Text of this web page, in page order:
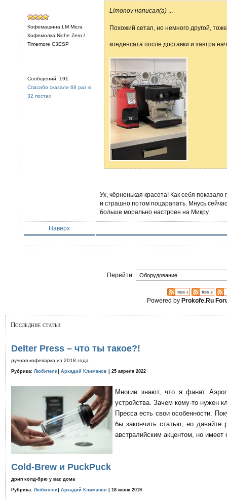
Кофемашина:LM Micra
Кофемолка:Niche Zero /
Timemore C3ESP
Сообщений: 191
Спасибо сказали 68 раз в
32 постах
Limonov написал(а)
Похожий сетап, но немного другой,
конденсата после доставки и завтра
Ух, чёрненькая красота! Как себя
и страшно потом поцарапать. Мнусь
больше морально настроен на Микру.
Наверх
Перейти:
Powered byProkofe.Ru
Последние статьи
Delter Press – что ты такое?!
ручная кофеварка из 2018 года
Рубрика: Любители Аркадий Климанов | 25 апреля 2022
Многие знают, что я фанат
устройства. Зачем кому-то нужен
Пресса есть свои особенности.
бы закончить статью, но давайте
австралийским акцентом, но имеет
Cold-Brew и PuckPuck
дрип колд-брю у вас дома
Рубрика: Любители Аркадий Климанов | 18 июня 2019